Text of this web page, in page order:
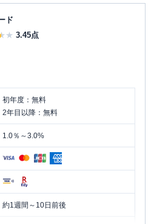
の ・日本国内発行の運転免許証また
は運転経歴証明書
ド
3.45点
初年度：無料
2年目以降：無料
1.0％～3.0%
約1週間～10日前後